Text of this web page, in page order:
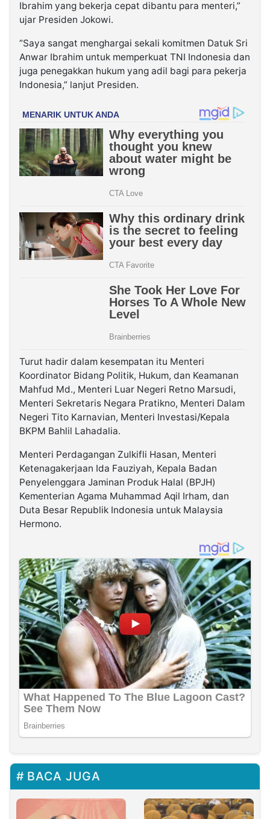
Ibrahim yang bekerja cepat dibantu para menteri,”
ujar Presiden Jokowi.
“Saya sangat menghargai sekali komitmen Datuk Sri
Anwar Ibrahim untuk memperkuat TNI Indonesia dan
juga penegakkan hukum yang adil bagi para pekerja
Indonesia,” lanjut Presiden.
Turut hadir dalam kesempatan itu Menteri
Koordinator Bidang Politik, Hukum, dan Keamanan
Mahfud Md., Menteri Luar Negeri Retno Marsudi,
Menteri Sekretaris Negara Pratikno, Menteri Dalam
Negeri Tito Karnavian, Menteri Investasi/Kepala
BKPM Bahlil Lahadalia.
Menteri Perdagangan Zulkifli Hasan, Menteri
Ketenagakerjaan Ida Fauziyah, Kepala Badan
Penyelenggara Jaminan Produk Halal (BPJH)
Kementerian Agama Muhammad Aqil Irham, dan
Duta Besar Republik Indonesia untuk Malaysia
Hermono.
BACA JUGA